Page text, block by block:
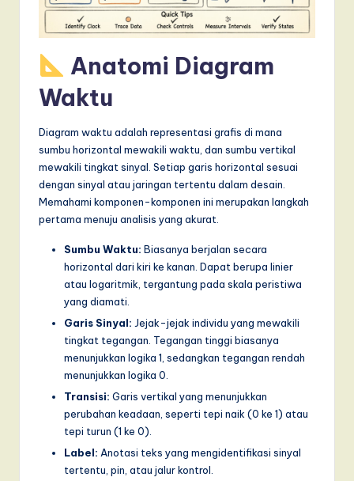
in
A
o
w
Anatomi Diagram
Waktu
Diagram waktu adalah representasi grafis di mana
sumbu horizontal mewakili waktu, dan sumbu vertikal
mewakili tingkat sinyal. Setiap garis horizontal sesuai
dengan sinyal atau jaringan tertentu dalam desain.
Memahami komponen-komponen ini merupakan langkah
pertama menuju analisis yang akurat.
Sumbu Waktu: Biasanya berjalan secara
horizontal dari kiri ke kanan. Dapat berupa linier
atau logaritmik, tergantung pada skala peristiwa
yang diamati.
Garis Sinyal: Jejak-jejak individu yang mewakili
tingkat tegangan. Tegangan tinggi biasanya
menunjukkan logika 1, sedangkan tegangan rendah
menunjukkan logika 0.
Transisi: Garis vertikal yang menunjukkan
perubahan keadaan, seperti tepi naik (0 ke 1) atau
tepi turun (1 ke 0).
Label: Anotasi teks yang mengidentifikasi sinyal
tertentu, pin, atau jalur kontrol.